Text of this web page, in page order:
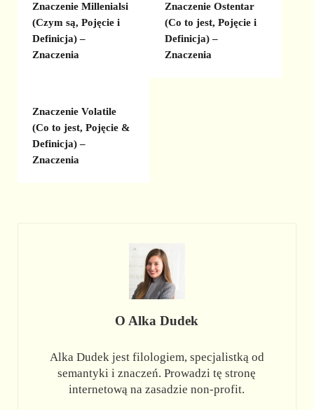
Znaczenie Millenialsi
(Czym są, Pojęcie i
Definicja) –
Znaczenia
Znaczenie Ostentar
(Co to jest, Pojęcie i
Definicja) –
Znaczenia
Znaczenie Volatile
(Co to jest, Pojęcie &
Definicja) –
Znaczenia
O Alka Dudek
Alka Dudek jest filologiem, specjalistką od
semantyki i znaczeń. Prowadzi tę stronę
internetową na zasadzie non-profit.